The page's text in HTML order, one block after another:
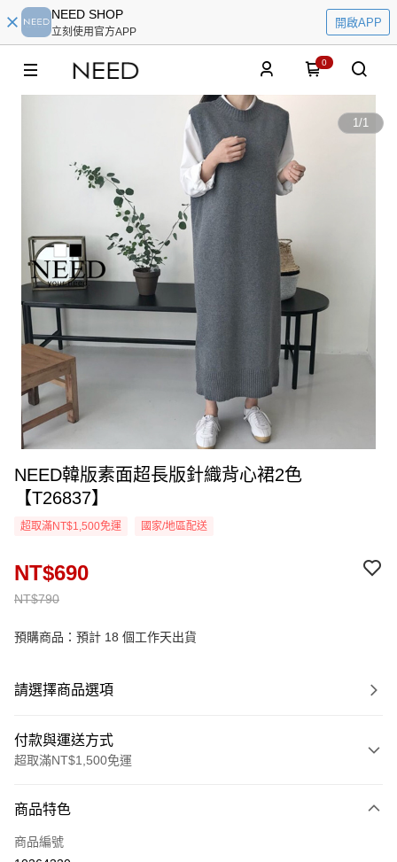
NEED SHOP
立刻使用官方APP
開啟APP
0
1/1
NEED韓版素面超長版針織背心裙2色
【T26837】
超取滿NT$1,500免運 國家/地區配送
NT$790
NT$690
預購商品：預計 18 個工作天出貨
請選擇商品選項
付款與運送方式
超取滿NT$1,500免運
信用卡一次付款
超商取貨付款
商品特色
商品編號